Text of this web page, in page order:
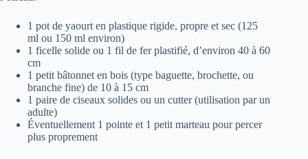
1 pot de yaourt en plastique rigide, propre et sec (125
ml ou 150 ml environ)
1 ficelle solide ou 1 fil de fer plastifié, d’environ 40 à 60
cm
1 petit bâtonnet en bois (type baguette, brochette, ou
branche fine) de 10 à 15 cm
1 paire de ciseaux solides ou un cutter (utilisation par un
adulte)
Éventuellement 1 pointe et 1 petit marteau pour percer
plus proprement